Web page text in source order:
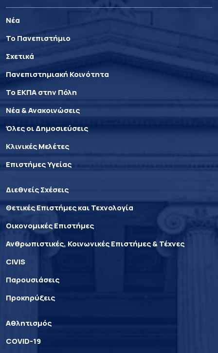
Νέα
Το Πανεπιστήμιο
Σχετικά
Πανεπιστημιακή Κοινότητα
Το ΕΚΠΑ στην Πόλη
Νέα & Ανακοινώσεις
Όλες οι Δημοσιεύσεις
Κλινικές Μελέτες
Επιστήμες Υγείας
Διεθνείς Σχέσεις
Θετικές Επιστήμες και Τεχνολογία
Οικονομικές Επιστήμες
Ανθρωπιστικές, Κοινωνικές Επιστήμες & Τέχνες
CIVIS
Παρουσιάσεις
Προκηρύξεις
Αθλητισμός
COVID-19